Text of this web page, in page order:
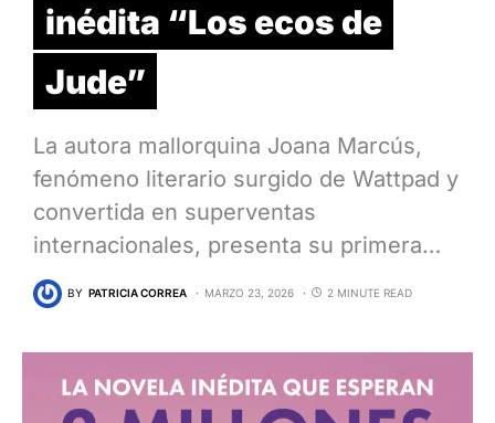
inédita “Los ecos de
Jude”
La autora mallorquina Joana Marcús,
fenómeno literario surgido de Wattpad y
convertida en superventas
internacionales, presenta su primera…
BY PATRICIA CORREA MARZO 23, 2026 2 MINUTE READ